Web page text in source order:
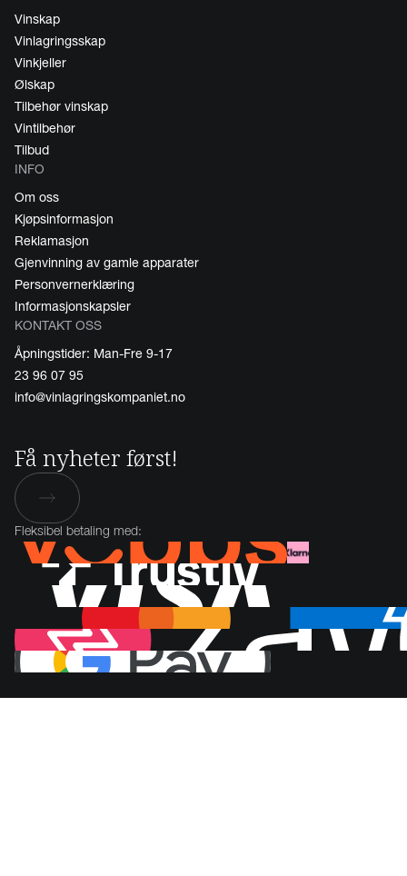
Vinskap
Vinlagringsskap
Vinkjeller
Ølskap
Tilbehør vinskap
Vintilbehør
Tilbud
INFO
Om oss
Kjøpsinformasjon
Reklamasjon
Gjenvinning av gamle apparater
Personvernerklæring
Informasjonskapsler
KONTAKT OSS
Åpningstider: Man-Fre 9-17
23 96 07 95
info@vinlagringskompaniet.no
Få nyheter først!
Fleksibel betaling med: